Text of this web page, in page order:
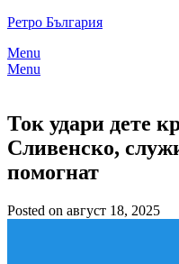
Skip
content
Ретро България
Menu
Menu
Ток удари дете
Сливенско,
помогнат
Posted on август 18, 2025